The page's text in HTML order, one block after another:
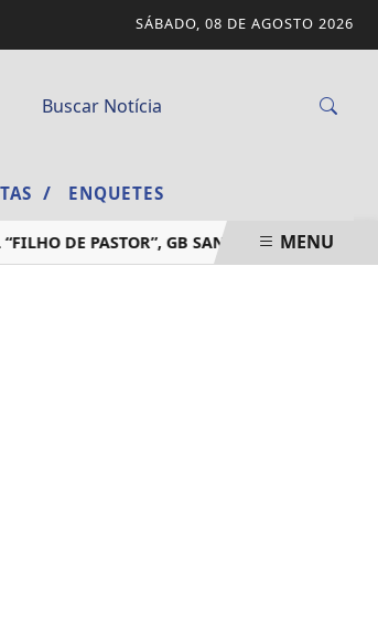
SÁBADO, 08 DE AGOSTO 2026
/ ENQUETES
DE PASTOR”, GB SANCHEZ TRANSFORMA
MENU